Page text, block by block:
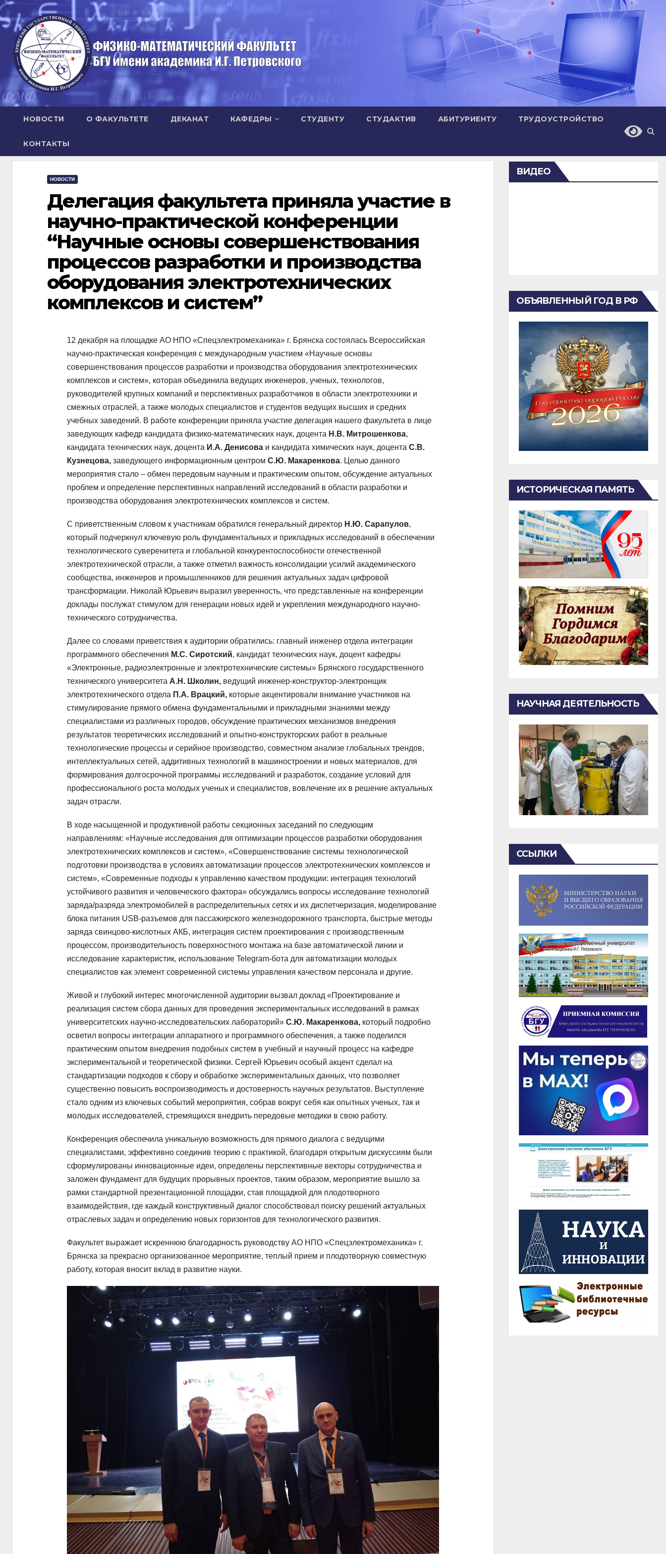
Перейти
к
содержимому
НОВОСТИ О ФАКУЛЬТЕТЕ ДЕКАНАТ КАФЕДРЫ СТУДЕНТУ СТУДАКТИВ АБИТУРИЕНТУ ТРУДОУСТРОЙСТВО
КОНТАКТЫ
НОВОСТИ
Делегация факультета приняла участие в
научно-практической конференции
“Научные основы совершенствования
процессов разработки и производства
оборудования электротехнических
комплексов и систем”
12 декабря на площадке АО НПО «Спецэлектромеханика» г. Брянска состоялась Всероссийская
научно-практическая конференция с международным участием «Научные основы
совершенствования процессов разработки и производства оборудования электротехнических
комплексов и систем», которая объединила ведущих инженеров, ученых, технологов,
руководителей крупных компаний и перспективных разработчиков в области электротехники и
смежных отраслей, а также молодых специалистов и студентов ведущих высших и средних
учебных заведений. В работе конференции приняла участие делегация нашего факультета в лице
заведующих кафедр кандидата физико-математических наук, доцента Н.В. Митрошенкова,
кандидата технических наук, доцента И.А. Денисова и кандидата химических наук, доцента С.В.
Кузнецова, заведующего информационным центром С.Ю. Макаренкова. Целью данного
мероприятия стало – обмен передовым научным и практическим опытом, обсуждение актуальных
проблем и определение перспективных направлений исследований в области разработки и
производства оборудования электротехнических комплексов и систем.
С приветственным словом к участникам обратился генеральный директор Н.Ю. Сарапулов,
который подчеркнул ключевую роль фундаментальных и прикладных исследований в обеспечении
технологического суверенитета и глобальной конкурентоспособности отечественной
электротехнической отрасли, а также отметил важность консолидации усилий академического
сообщества, инженеров и промышленников для решения актуальных задач цифровой
трансформации. Николай Юрьевич выразил уверенность, что представленные на конференции
доклады послужат стимулом для генерации новых идей и укрепления международного научно-
технического сотрудничества.
Далее со словами приветствия к аудитории обратились: главный инженер отдела интеграции
программного обеспечения М.С. Сиротский, кандидат технических наук, доцент кафедры
«Электронные, радиоэлектронные и электротехнические системы» Брянского государственного
технического университета А.Н. Школин, ведущий инженер-конструктор-электронщик
электротехнического отдела П.А. Врацкий, которые акцентировали внимание участников на
стимулирование прямого обмена фундаментальными и прикладными знаниями между
специалистами из различных городов, обсуждение практических механизмов внедрения
результатов теоретических исследований и опытно-конструкторских работ в реальные
технологические процессы и серийное производство, совместном анализе глобальных трендов,
интеллектуальных сетей, аддитивных технологий в машиностроении и новых материалов, для
формирования долгосрочной программы исследований и разработок, создание условий для
профессионального роста молодых ученых и специалистов, вовлечение их в решение актуальных
задач отрасли.
В ходе насыщенной и продуктивной работы секционных заседаний по следующим
направлениям: «Научные исследования для оптимизации процессов разработки оборудования
электротехнических комплексов и систем», «Совершенствование системы технологической
подготовки производства в условиях автоматизации процессов электротехнических комплексов и
систем», «Современные подходы к управлению качеством продукции: интеграция технологий
устойчивого развития и человеческого фактора» обсуждались вопросы исследование технологий
заряда/разряда электромобилей в распределительных сетях и их диспетчеризация, моделирование
блока питания USB-разъемов для пассажирского железнодорожного транспорта, быстрые методы
заряда свинцово-кислотных АКБ, интеграция систем проектирования с производственным
процессом, производительность поверхностного монтажа на базе автоматической линии и
исследование характеристик, использование Telegram-бота для автоматизации молодых
специалистов как элемент современной системы управления качеством персонала и другие.
Живой и глубокий интерес многочисленной аудитории вызвал доклад «Проектирование и
реализация систем сбора данных для проведения экспериментальных исследований в рамках
университетских научно-исследовательских лабораторий» С.Ю. Макаренкова, который подробно
осветил вопросы интеграции аппаратного и программного обеспечения, а также поделился
практическим опытом внедрения подобных систем в учебный и научный процесс на кафедре
экспериментальной и теоретической физики. Сергей Юрьевич особый акцент сделал на
стандартизации подходов к сбору и обработке экспериментальных данных, что позволяет
существенно повысить воспроизводимость и достоверность научных результатов. Выступление
стало одним из ключевых событий мероприятия, собрав вокруг себя как опытных ученых, так и
молодых исследователей, стремящихся внедрить передовые методики в свою работу.
Конференция обеспечила уникальную возможность для прямого диалога с ведущими
специалистами, эффективно соединив теорию с практикой, благодаря открытым дискуссиям были
сформулированы инновационные идеи, определены перспективные векторы сотрудничества и
заложен фундамент для будущих прорывных проектов, таким образом, мероприятие вышло за
рамки стандартной презентационной площадки, став площадкой для плодотворного
взаимодействия, где каждый конструктивный диалог способствовал поиску решений актуальных
отраслевых задач и определению новых горизонтов для технологического развития.
Факультет выражает искреннюю благодарность руководству АО НПО «Спецэлектромеханика» г.
Брянска за прекрасно организованное мероприятие, теплый прием и плодотворную совместную
работу, которая вносит вклад в развитие науки.
ВИДЕО
ОБЪЯВЛЕННЫЙ ГОД В РФ
ИСТОРИЧЕСКАЯ ПАМЯТЬ
НАУЧНАЯ ДЕЯТЕЛЬНОСТЬ
ССЫЛКИ